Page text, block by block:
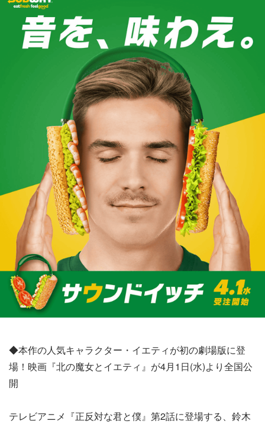
◆本作の人気キャラクター・イエティが初の劇場版に登
場！映画『北の魔女とイエティ』が4月1日(水)より全国公
開
テレビアニメ『正反対な君と僕』第2話に登場する、鈴木